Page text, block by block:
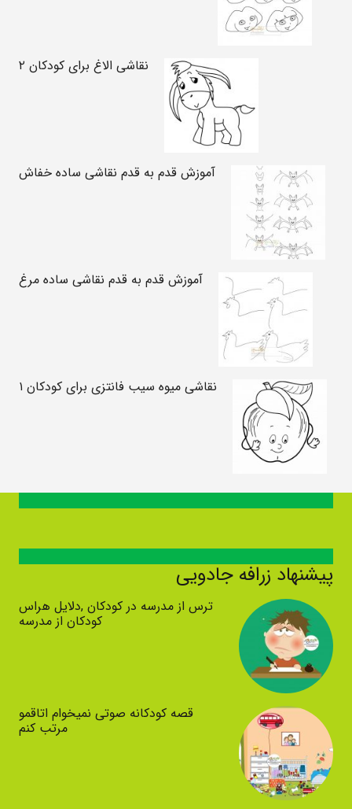
نقاشی الاغ برای کودکان ۲
آموزش قدم به قدم نقاشی ساده خفاش
آموزش قدم به قدم نقاشی ساده مرغ
نقاشی میوه سیب فانتزی برای کودکان ۱
پیشنهاد زرافه جادویی
ترس از مدرسه در کودکان ,دلایل هراس
کودکان از مدرسه
قصه کودکانه صوتی نمیخوام اتاقمو
مرتب کنم